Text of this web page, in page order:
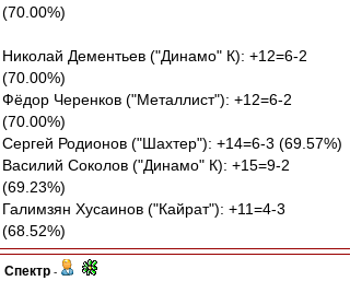
(70.00%)
Николай Дементьев ("Динамо" К): +12=6-2
(70.00%)
Фёдор Черенков ("Металлист"): +12=6-2
(70.00%)
Сергей Родионов ("Шахтер"): +14=6-3 (69.57%)
Василий Соколов ("Динамо" К): +15=9-2
(69.23%)
Галимзян Хусаинов ("Кайрат"): +11=4-3
(68.52%)
Спектр -